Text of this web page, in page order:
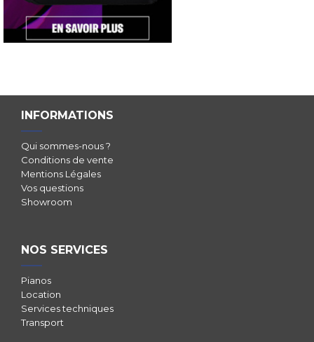
INFORMATIONS
Qui sommes-nous ?
Conditions de vente
Mentions Légales
Vos questions
Showroom
NOS SERVICES
Pianos
Location
Services techniques
Transport